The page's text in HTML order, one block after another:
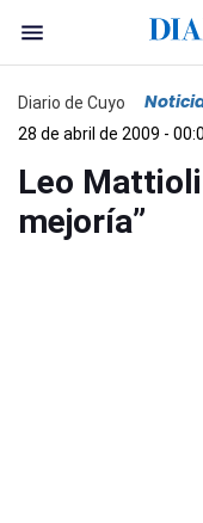
Diario de Cuyo
28 de abril de 2009 -
Leo
mejoría”